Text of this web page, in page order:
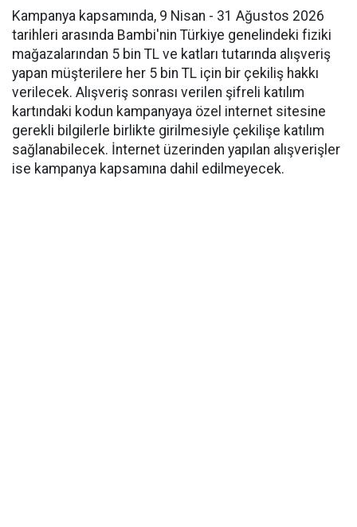
Kampanya kapsamında, 9 Nisan - 31 Ağustos 2026
tarihleri arasında Bambi'nin Türkiye genelindeki fiziki
mağazalarından 5 bin TL ve katları tutarında alışveriş
yapan müşterilere her 5 bin TL için bir çekiliş hakkı
verilecek. Alışveriş sonrası verilen şifreli katılım
kartındaki kodun kampanyaya özel internet sitesine
gerekli bilgilerle birlikte girilmesiyle çekilişe katılım
sağlanabilecek. İnternet üzerinden yapılan alışverişler
ise kampanya kapsamına dahil edilmeyecek.